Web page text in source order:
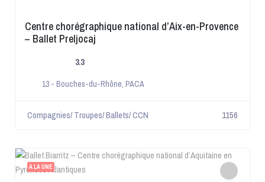
Centre chorégraphique national d’Aix-en-Provence
– Ballet Preljocaj
3.3
13 - Bouches-du-Rhône, PACA
Compagnies/ Troupes/ Ballets/ CCN 1156
A LA UNE